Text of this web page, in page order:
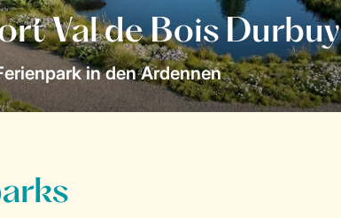
Val de Bois Durbuy
in den Ardennen